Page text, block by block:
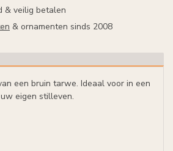
& veilig betalen
& ornamenten sinds 2008
een bruin tarwe. Ideaal voor in een
eigen stilleven.